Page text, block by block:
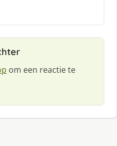
om een reactie te